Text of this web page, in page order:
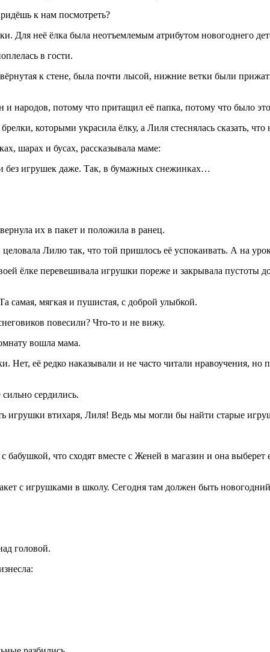
к нам посмотреть?
Для неё ёлка была неотъемлемым атрибутом новогоднего
в гости.
к стене, была почти лысой, нижние ветки были
и народов, потому что притащил её папка, потому что было
которыми украсила ёлку, а Лиля стеснялась сказать, что
шарах и бусах, рассказывала маме:
игрушек даже. Так, в бумажных снежинках…
их в пакет и положила в ранец.
Лилю так, что той пришлось её успокаивать. А на
ёлке перевешивала игрушки пореже и закрывала пустоты
самая, мягкая и пушистая, с доброй улыбкой.
повесили? Что-то и не вижу.
вошла мама.
её редко наказывали и не часто читали нравоучения,
сердились.
игрушки втихаря, Лиля! Ведь мы могли бы найти старые
что сходят вместе с Женей в магазин и она
с игрушками в школу. Сегодня там должен быть
головой.